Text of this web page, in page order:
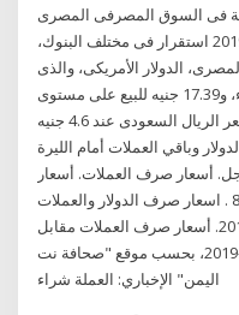
فى السوق المصرفى المصرى
شهدت أسعار العملات اليوم الأحد 31-3-2019 استقرار فى مختلف البنوك،
الدولار الأمريكى، والذى
استقر سعره وبلغ 17.25 جنيه للشراء، و17.39 جنيه للبيع على مستوى
البنك المركزى المصرى كما استقر سعر الريال السعودى عند 4.6 جنيه
الدولار وباقي العملات أمام الليرة
8/6/2019 | تركيا عاجل. أسعار صرف العملات. أسعار
صرف العملات. 2020/01/02. 0 8٬688 . اسعار صرف الدولار والعملات
مقابل الجنيه في السودان. 2019/12/31. أسعار صرف العملات مقابل
الريال اليمني في صنعاء الأثنين 25-11-2019، بحسب موقع "صحافة نت
اليمن" الإخباري: العملة شراء